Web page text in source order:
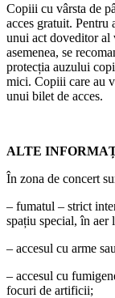
Copiii cu vârsta de
acces gratuit. Pentru
unui act doveditor al
asemenea, se
protecția auzului
mici. Copiii care au
unui bilet de acces.
ALTE
În zona de concert
– fumatul – strict
spațiu special, în aer
– accesul cu arme
– accesul cu
focuri de artificii;